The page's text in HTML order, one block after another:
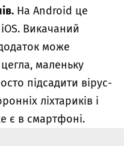
На Android це
Викачаний
може
маленьку
підсадити вірус-
ліхтариків і
є в смартфоні.